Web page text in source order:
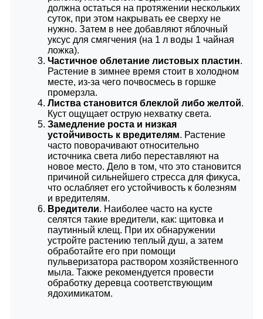
должна остаться на протяжении нескольких
суток, при этом накрывать ее сверху не
нужно. Затем в нее добавляют яблочный
уксус для смягчения (на 1 л воды 1 чайная
ложка).
Частичное облетание листовых пластин.
Растение в зимнее время стоит в холодном
месте, из-за чего почвосмесь в горшке
промерзла.
Листва становится блеклой либо желтой.
Куст ощущает острую нехватку света.
Замедление роста и низкая
устойчивость к вредителям. Растение
часто поворачивают относительно
источника света либо переставляют на
новое место. Дело в том, что это становится
причиной сильнейшего стресса для фикуса,
что ослабляет его устойчивость к болезням
и вредителям.
Вредители. Наиболее часто на кусте
селятся такие вредители, как: щитовка и
паутинный клещ. При их обнаружении
устройте растению теплый душ, а затем
обработайте его при помощи
пульверизатора раствором хозяйственного
мыла. Также рекомендуется провести
обработку деревца соответствующим
ядохимикатом.